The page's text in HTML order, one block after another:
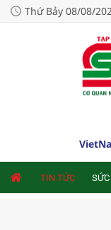
Thứ Bảy 08/08/
TIN TỨC